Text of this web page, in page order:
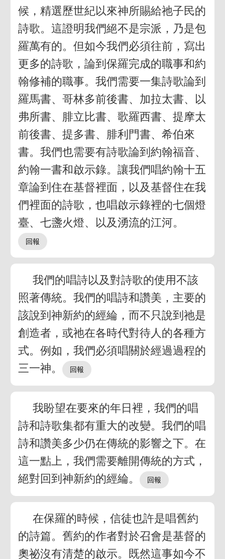
候，精選歷世紀以來神所賜給祂子民的
詩歌。這證明我們絕不是宗派，乃是包
羅萬有的。但如今我們必須往前，寫出
更多的詩歌，論到保羅完成的職事和約
翰修補的職事。我們需要一集詩歌論到
羅馬書、哥林多前後書、加拉太書、以
弗所書、腓立比書、歌羅西書、提摩太
前後書、提多書、腓利門書、希伯來
書。我們也需要有詩歌論到約翰福音、
約翰一書和啟示錄。讓我們唱約翰十五
章論到住在基督裡面，以及基督住在我
們裡面的詩歌，也唱啟示錄裡的七個燈
臺、七盞火燈、以及湧流的江河。
我們的唱詩以及對詩歌的使用不該
照著傳統。我們的唱詩和讚美，主要的
該說到神新約的經綸，而不只說到祂是
創造者，或祂在各時代對待人的各種方
式。例如，我們必須唱關於經過過程的
三一神。
我盼望在要來的年日裡，我們的唱
詩和詩歌集都有重大的改變。我們的唱
詩和讚美多少仍在傳統的影響之下。在
這一點上，我們需要離開傳統的方式，
絕對回到神新約的經綸。
在保羅的時候，信徒也許是唱舊約
的詩篇。舊約的作者對於召會是基督的
奧祕沒有清楚的啟示。既然這事如今不